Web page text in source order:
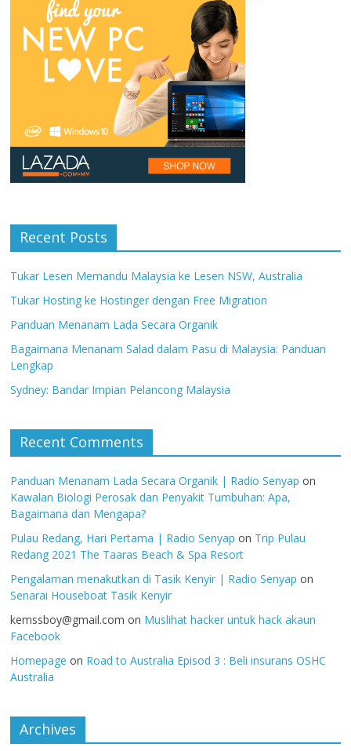
Recent Posts
Tukar Lesen Memandu Malaysia ke Lesen NSW, Australia
Tukar Hosting ke Hostinger dengan Free Migration
Panduan Menanam Lada Secara Organik
Bagaimana Menanam Salad dalam Pasu di Malaysia: Panduan
Lengkap
Sydney: Bandar Impian Pelancong Malaysia
Recent Comments
Panduan Menanam Lada Secara Organik | Radio Senyap on
Kawalan Biologi Perosak dan Penyakit Tumbuhan: Apa,
Bagaimana dan Mengapa?
Pulau Redang, Hari Pertama | Radio Senyap on Trip Pulau
Redang 2021 The Taaras Beach & Spa Resort
Pengalaman menakutkan di Tasik Kenyir | Radio Senyap on
Senarai Houseboat Tasik Kenyir
kemssboy@gmail.com on Muslihat hacker untuk hack akaun
Facebook
Homepage on Road to Australia Episod 3 : Beli insurans OSHC
Australia
Archives